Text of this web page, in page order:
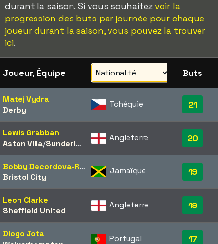
durant la saison. Si vous souhaitezvoir la
progression des buts par journée pour chaque
joueur durant la saison, vous pouvez la trouver
ici.
Joueur, Équipe Buts
Matej Vydra
Derby
Tchéquie 21
Lewis Grabban
Aston Villa/​Sunderland
Angleterre 20
Bobby Decordova-Reid
Bristol City
Jamaïque 19
Leon Clarke
Sheffield United
Angleterre 19
Diogo Jota
Portugal 17